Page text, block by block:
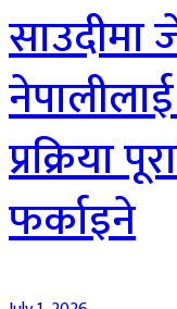
साउदीमा
प्रक्रिया
फर्काइने